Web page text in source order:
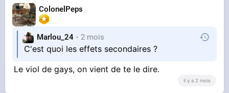
ColonelPeps
Marlou_24 2 mois
C'est quoi les effets secondaires ?
Le viol de gays, on vient de te le dire.
il y a 2 mois